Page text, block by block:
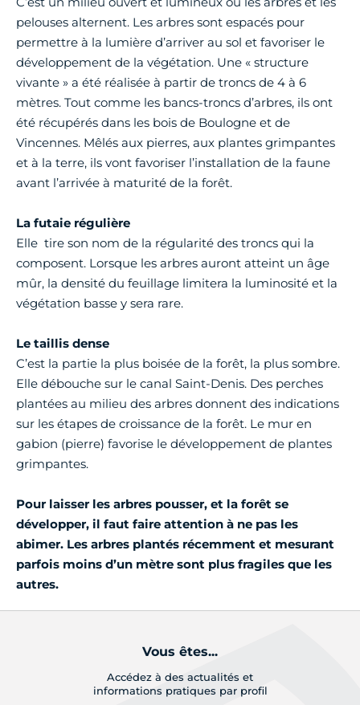
pelouses alternent. Les arbres sont espacés pour
permettre à la lumière d’arriver au sol et favoriser le
développement de la végétation. Une « structure
vivante » a été réalisée à partir de troncs de 4 à 6
mètres. Tout comme les bancs-troncs d’arbres, ils ont
été récupérés dans les bois de Boulogne et de
Vincennes. Mêlés aux pierres, aux plantes grimpantes
et à la terre, ils vont favoriser l’installation de la faune
avant l’arrivée à maturité de la forêt.
La futaie régulière
Elle tire son nom de la régularité des troncs qui la
composent. Lorsque les arbres auront atteint un âge
mûr, la densité du feuillage limitera la luminosité et la
végétation basse y sera rare.
Le taillis dense
C’est la partie la plus boisée de la forêt, la plus sombre.
Elle débouche sur le canal Saint-Denis. Des perches
plantées au milieu des arbres donnent des indications
sur les étapes de croissance de la forêt. Le mur en
gabion (pierre) favorise le développement de plantes
grimpantes.
Pour laisser les arbres pousser, et la forêt se
développer, il faut faire attention à ne pas les
abimer. Les arbres plantés récemment et mesurant
parfois moins d’un mètre sont plus fragiles que les
autres.
Vous êtes...
Accédez à des actualités et
informations pratiques par profil